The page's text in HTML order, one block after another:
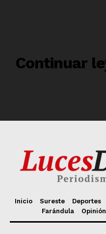
Inicio Sureste Deportes
Farándula
Opinión